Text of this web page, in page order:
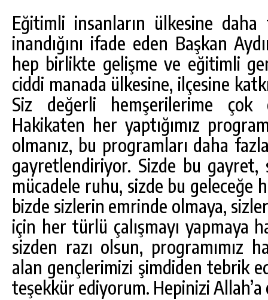
Eğitimli insanların ülkesine daha
inandığını ifade eden Başkan
hep birlikte gelişme ve eğitimli
ciddi manada ülkesine, ilçesine
Siz değerli hemşerilerime çok
Hakikaten her yaptığımız
olmanız, bu programları daha
gayretlendiriyor. Sizde bu gayret,
mücadele ruhu, sizde bu geleceğe
bizde sizlerin emrinde olmaya,
için her türlü çalışmayı yapmaya
sizden razı olsun, programımız
alan gençlerimizi şimdiden tebrik
teşekkür ediyorum. Hepinizi